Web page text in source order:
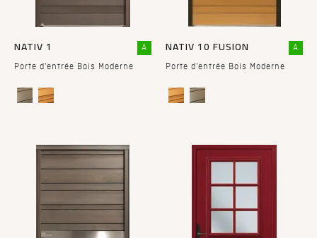
NATIV 1
Porte d'entrée Bois Moderne
A NATIV 10 FUSION
Porte d'entrée Bois Moderne
A